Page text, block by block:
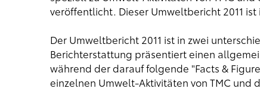
veröffentlicht. Dieser Umweltbericht 2011 ist
Der Umweltbericht 2011 ist in zwei
Berichterstattung präsentiert einen
während der darauf folgende "Facts &
einzelnen Umwelt-Aktivitäten von TMC und